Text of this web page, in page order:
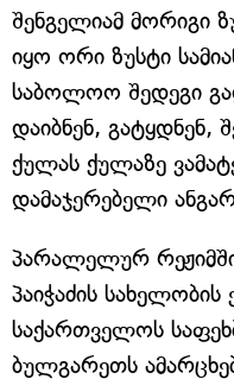
შენგელიამ მორიგი
იყო ორი ზუსტი
საბოლოო შედეგი
დაიბნენ, გატყდნენ,
ქულას ქულაზე
დამაჯერებელი
პარალელურ
პაიჭაძის
საქართველოს
ბულგარეთს